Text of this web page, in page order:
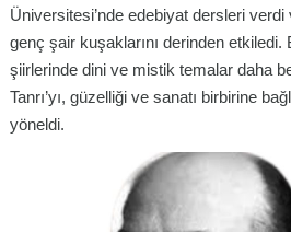
Üniversitesi’nde edebiyat dersleri verdi
genç şair kuşaklarını derinden etkiledi.
şiirlerinde dini ve mistik temalar daha
Tanrı’yı, güzelliği ve sanatı birbirine
yöneldi.